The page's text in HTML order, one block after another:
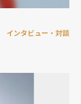
インタビュー・対談